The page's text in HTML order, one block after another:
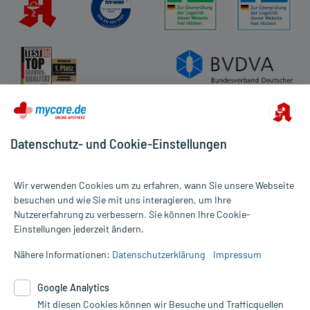
Alle Preise gelten inkl. MwSt., ggf. zzgl. Versandkosten
Informationen auf dieser Website werden ausschließlich für
die Untersuchung und Behandlung durch einen Arzt. Bitte
Therapien eingeleitet werden können. | Diese Webseite benutzt
Google Analytics. Lesen Sie bitte dazu die wichtigen Hinweise in
Datenschutz- und Cookie-Einstellungen
Wir verwenden Cookies um zu erfahren, wann Sie unsere Webseite
besuchen und wie Sie mit uns interagieren, um Ihre
Nutzererfahrung zu verbessern. Sie können Ihre Cookie-
Einstellungen jederzeit ändern.
Nähere Informationen: Datenschutzerklärung Impressum
Google Analytics
Mit diesen Cookies können wir Besuche und Trafficquellen